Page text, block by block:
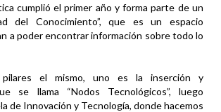
cumplió el primer año y forma parte de un
del Conocimiento”, que es un espacio
a poder encontrar información sobre todo lo
pilares el mismo, uno es la inserción y
se llama “Nodos Tecnológicos”, luego
de Innovación y Tecnología, donde hacemos